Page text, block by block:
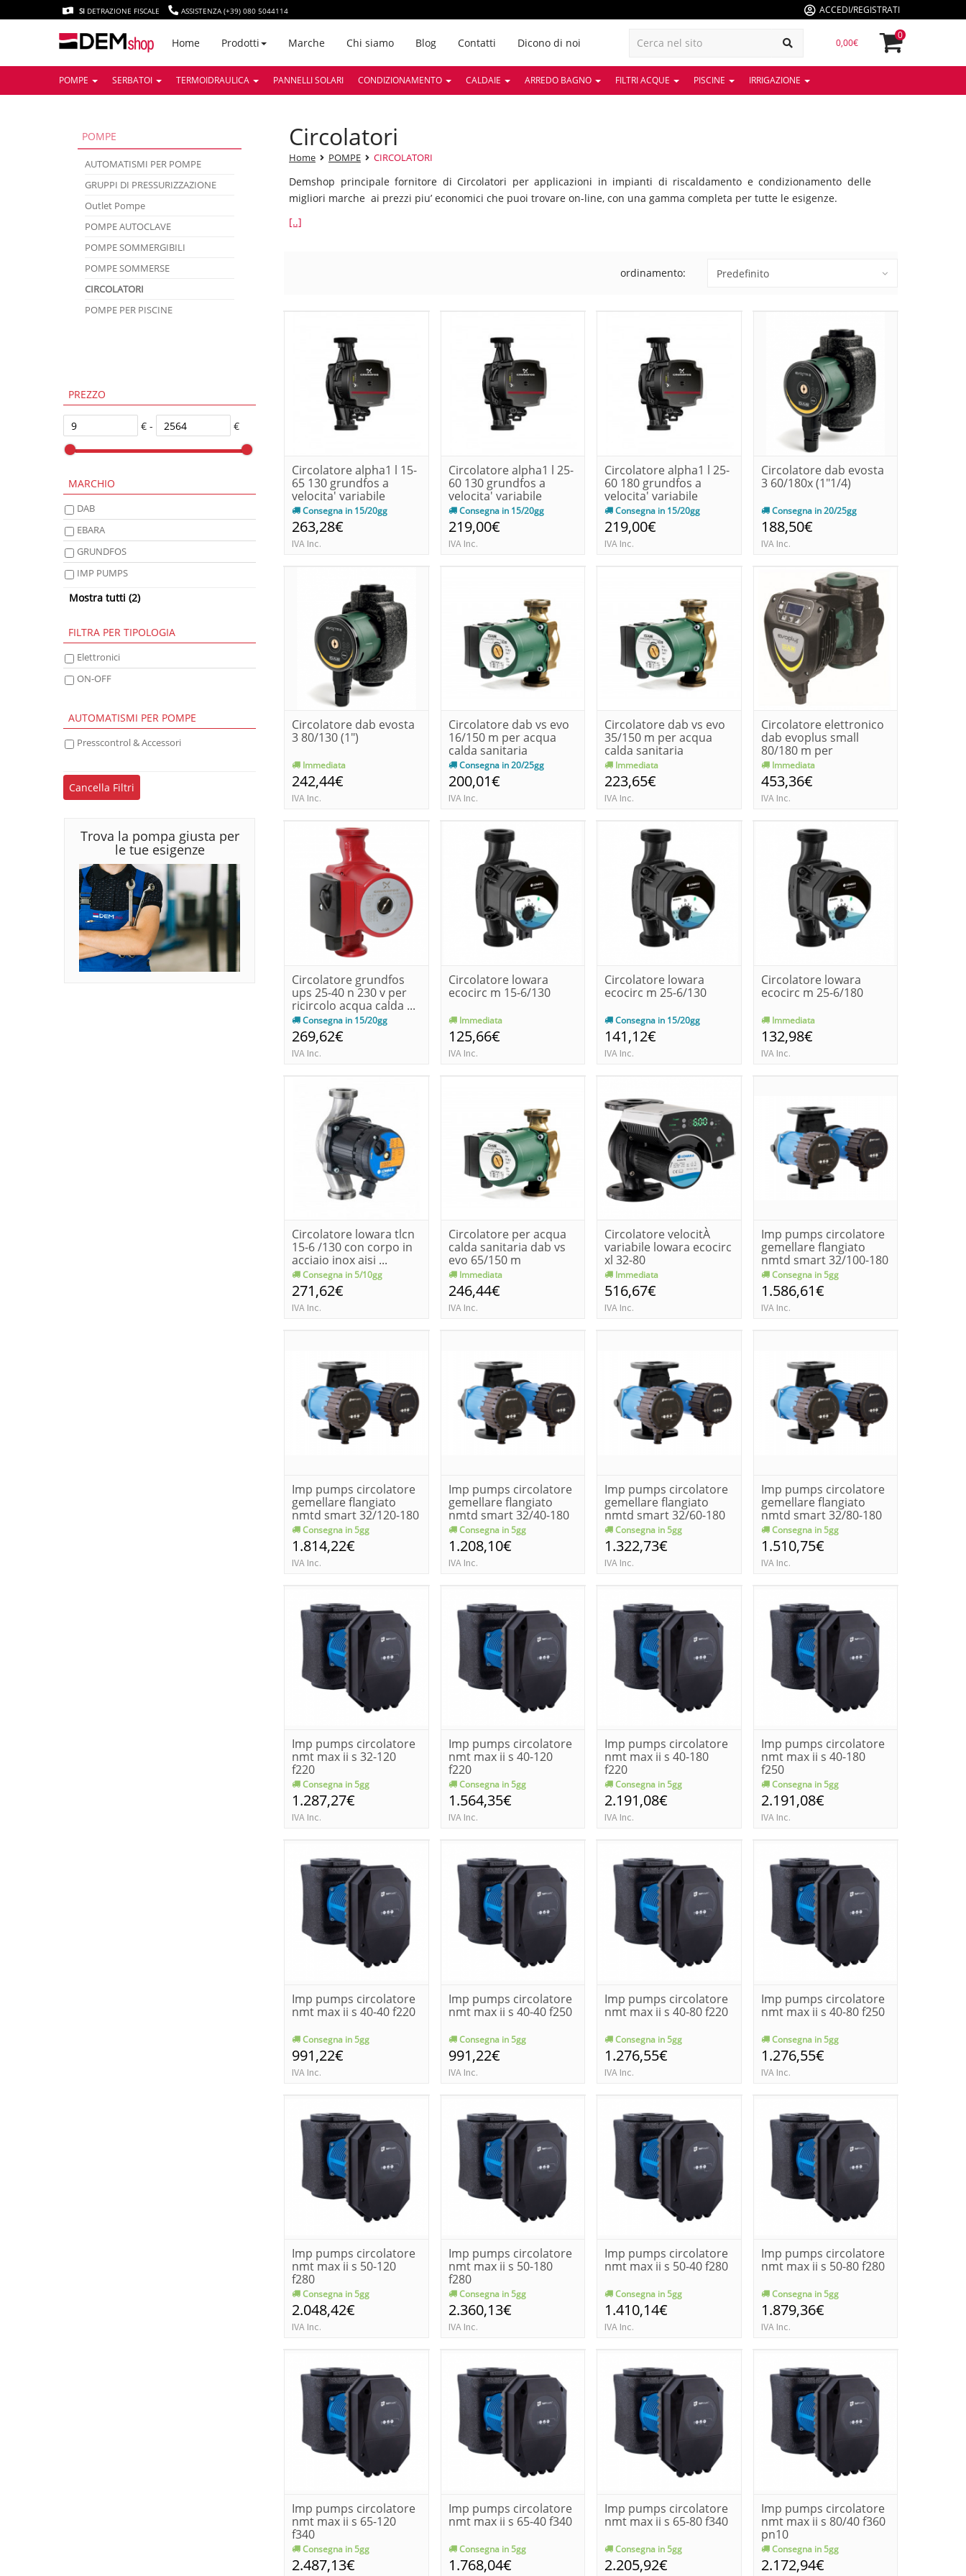
SI DETRAZIONE FISCALE ASSISTENZA (+39) 080 5044114 ACCEDI/REGISTRATI
Home Prodotti Marche Chi siamo Blog Contatti Dicono di noi 0,00€
0
POMPE SERBATOI TERMOIDRAULICA PANNELLI SOLARI CONDIZIONAMENTO CALDAIE ARREDO BAGNO FILTRI ACQUE PISCINE IRRIGAZIONE
POMPE
AUTOMATISMI PER POMPE
GRUPPI DI PRESSURIZZAZIONE
Outlet Pompe
POMPE AUTOCLAVE
POMPE SOMMERGIBILI
POMPE SOMMERSE
CIRCOLATORI
POMPE PER PISCINE
PREZZO
€ - €
MARCHIO
DAB
EBARA
GRUNDFOS
IMP PUMPS
LOWARA
Mostra tutti (2)
FILTRA PER TIPOLOGIA
Elettronici
ON-OFF
AUTOMATISMI PER POMPE
Presscontrol & Accessori
Cancella Filtri
Trova la pompa giusta per
le tue esigenze
circolatori
Home POMPE CIRCOLATORI
Demshop principale fornitore di Circolatori per applicazioni in impianti di riscaldamento e condizionamento delle
migliori marche ai prezzi piu’ economici che puoi trovare on-line, con una gamma completa per tutte le esigenze.
[..]
ordinamento:
Circolatore alpha1 l 15-
65 130 grundfos a
velocita' variabile
Consegna in 15/20gg
263,28€
IVA Inc.
Circolatore alpha1 l 25-
60 130 grundfos a
velocita' variabile
Consegna in 15/20gg
219,00€
IVA Inc.
Circolatore alpha1 l 25-
60 180 grundfos a
velocita' variabile
Consegna in 15/20gg
219,00€
IVA Inc.
Circolatore dab evosta
3 60/180x (1"1/4)
Consegna in 20/25gg
188,50€
IVA Inc.
Circolatore dab evosta
3 80/130 (1")
Immediata
242,44€
IVA Inc.
Circolatore dab vs evo
16/150 m per acqua
calda sanitaria
Consegna in 20/25gg
200,01€
IVA Inc.
Circolatore dab vs evo
35/150 m per acqua
calda sanitaria
Immediata
223,65€
IVA Inc.
Circolatore elettronico
dab evoplus small
80/180 m per
riscaldame...
Immediata
453,36€
IVA Inc.
Circolatore grundfos
ups 25-40 n 230 v per
ricircolo acqua calda ...
Consegna in 15/20gg
269,62€
IVA Inc.
Circolatore lowara
ecocirc m 15-6/130
Immediata
125,66€
IVA Inc.
Circolatore lowara
ecocirc m 25-6/130
Consegna in 15/20gg
141,12€
IVA Inc.
Circolatore lowara
ecocirc m 25-6/180
Immediata
132,98€
IVA Inc.
Circolatore lowara tlcn
15-6 /130 con corpo in
acciaio inox aisi ...
Consegna in 5/10gg
271,62€
IVA Inc.
Circolatore per acqua
calda sanitaria dab vs
evo 65/150 m
Immediata
246,44€
IVA Inc.
Circolatore velocitÀ
variabile lowara ecocirc
xl 32-80
Immediata
516,67€
IVA Inc.
Imp pumps circolatore
gemellare flangiato
nmtd smart 32/100-180
Consegna in 5gg
1.586,61€
IVA Inc.
Imp pumps circolatore
gemellare flangiato
nmtd smart 32/120-180
Consegna in 5gg
1.814,22€
IVA Inc.
Imp pumps circolatore
gemellare flangiato
nmtd smart 32/40-180
Consegna in 5gg
1.208,10€
IVA Inc.
Imp pumps circolatore
gemellare flangiato
nmtd smart 32/60-180
Consegna in 5gg
1.322,73€
IVA Inc.
Imp pumps circolatore
gemellare flangiato
nmtd smart 32/80-180
Consegna in 5gg
1.510,75€
IVA Inc.
Imp pumps circolatore
nmt max ii s 32-120
f220
Consegna in 5gg
1.287,27€
IVA Inc.
Imp pumps circolatore
nmt max ii s 40-120
f220
Consegna in 5gg
1.564,35€
IVA Inc.
Imp pumps circolatore
nmt max ii s 40-180
f220
Consegna in 5gg
2.191,08€
IVA Inc.
Imp pumps circolatore
nmt max ii s 40-180
f250
Consegna in 5gg
2.191,08€
IVA Inc.
Imp pumps circolatore
nmt max ii s 40-40 f220
Consegna in 5gg
991,22€
IVA Inc.
Imp pumps circolatore
nmt max ii s 40-40 f250
Consegna in 5gg
991,22€
IVA Inc.
Imp pumps circolatore
nmt max ii s 40-80 f220
Consegna in 5gg
1.276,55€
IVA Inc.
Imp pumps circolatore
nmt max ii s 40-80 f250
Consegna in 5gg
1.276,55€
IVA Inc.
Imp pumps circolatore
nmt max ii s 50-120
f280
Consegna in 5gg
2.048,42€
IVA Inc.
Imp pumps circolatore
nmt max ii s 50-180
f280
Consegna in 5gg
2.360,13€
IVA Inc.
Imp pumps circolatore
nmt max ii s 50-40 f280
Consegna in 5gg
1.410,14€
IVA Inc.
Imp pumps circolatore
nmt max ii s 50-80 f280
Consegna in 5gg
1.879,36€
IVA Inc.
Imp pumps circolatore
nmt max ii s 65-120
f340
Consegna in 5gg
2.487,13€
Imp pumps circolatore
nmt max ii s 65-40 f340
Consegna in 5gg
1.768,04€
Imp pumps circolatore
nmt max ii s 65-80 f340
Consegna in 5gg
2.205,92€
Imp pumps circolatore
nmt max ii s 80/40 f360
pn10
Consegna in 5gg
2.172,94€